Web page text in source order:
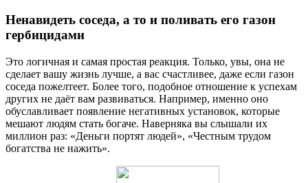
Ненавидеть соседа, а то и поливать его газон
гербицидами
Это логичная и самая простая реакция. Только, увы, она не
сделает вашу жизнь лучше, а вас счастливее, даже если газон
соседа пожелтеет. Более того, подобное отношение к успехам
других не даёт вам развиваться. Например, именно оно
обуславливает появление негативных установок, которые
мешают людям стать богаче. Наверняка вы слышали их
миллион раз: «Деньги портят людей», «Честным трудом
богатства не нажить».